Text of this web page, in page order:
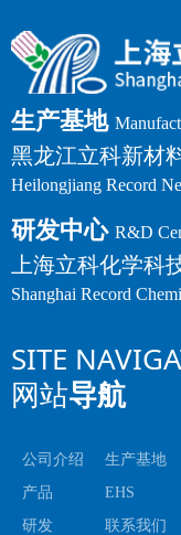
公司介绍
产品
研发
生产基地
EHS
联系我们
SITE
网站导航
生产基地
黑龙江立科新材
Heilongjiang Record
研发中心 R&D
上海立科化学科
Shanghai Record